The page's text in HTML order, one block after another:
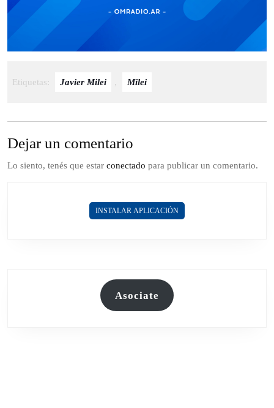
Etiquetas: Javier Milei , Milei
Dejar un comentario
Lo siento, tenés que estar conectado para publicar un comentario.
INSTALAR APLICACIÓN
Asociate